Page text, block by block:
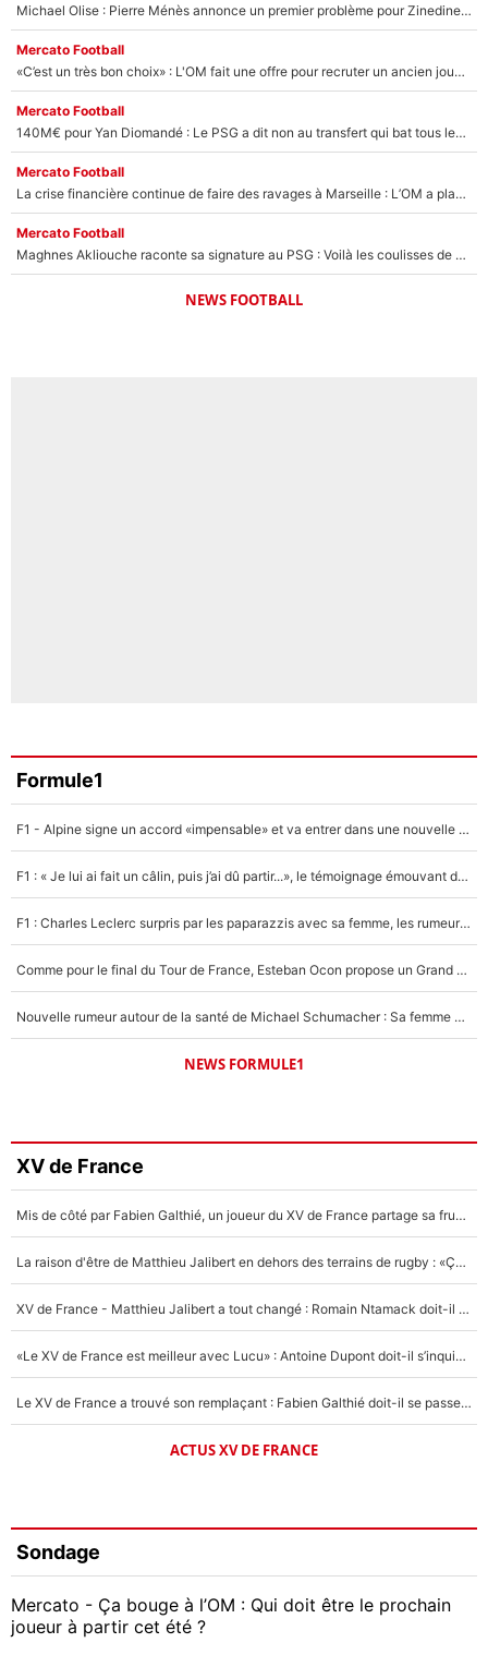
Michael Olise : Pierre Ménès annonce un premier problème pour Zinedine Zidane en équipe de France
Mercato Football
«C’est un très bon choix» : L'OM fait une offre pour recruter un ancien joueur du PSG... et c'est validé dans l'After Foot !
Mercato Football
140M€ pour Yan Diomandé : Le PSG a dit non au transfert qui bat tous les records sur le mercato
Mercato Football
La crise financière continue de faire des ravages à Marseille : L’OM a placé 12 joueurs sur le marché des transferts… et ça pourrait lui rapporter près de 100M€ !
Mercato Football
Maghnes Akliouche raconte sa signature au PSG : Voilà les coulisses de son transfert de rêve à 50M€
NEWS FOOTBALL
Formule1
F1 - Alpine signe un accord «impensable» et va entrer dans une nouvelle dimension : Grande nouvelle pour Pierre Gasly !
F1 : « Je lui ai fait un câlin, puis j’ai dû partir...», le témoignage émouvant de Max Verstappen sur sa fille
F1 : Charles Leclerc surpris par les paparazzis avec sa femme, les rumeurs étaient vraies !
Comme pour le final du Tour de France, Esteban Ocon propose un Grand Prix de Formule 1 à Paris : «Autour de l’Arc de Triomphe, ce serait génial» !
Nouvelle rumeur autour de la santé de Michael Schumacher : Sa femme Corinna sort du silence
NEWS FORMULE1
XV de France
Mis de côté par Fabien Galthié, un joueur du XV de France partage sa frustration : «ils ne me l’ont pas dit tout de suite»
La raison d'être de Matthieu Jalibert en dehors des terrains de rugby : «Ça m'atteint autant que si tu touches à un membre de ma famille»
XV de France - Matthieu Jalibert a tout changé : Romain Ntamack doit-il s’inquiéter pour sa place à un an de la Coupe du monde ?
«Le XV de France est meilleur avec Lucu» : Antoine Dupont doit-il s’inquiéter pour sa place ?
Le XV de France a trouvé son remplaçant : Fabien Galthié doit-il se passer d'Antoine Dupont ?
ACTUS XV DE FRANCE
Sondage
Mercato - Ça bouge à l’OM : Qui doit être le prochain
joueur à partir cet été ?